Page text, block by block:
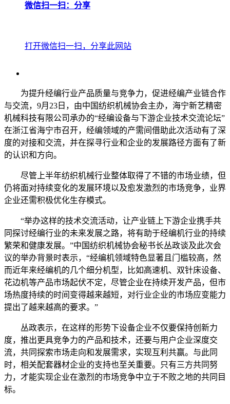
微信扫一扫：分享
打开微信扫一扫，分享此网站
为提升经编行业产品质量与竞争力，促进经编产业链合作
与交流，9月23日，由中国纺织机械协会主办，海宁新艺精密
机械科技有限公司承办的“经编设备与下游企业技术交流论坛”
在浙江省海宁市召开，经编领域的产需间借助此次活动有了深
度的对接和交流，并在探寻行业和企业的发展路径方面有了新
的认识和方向。
尽管上半年纺织机械行业整体取得了不错的市场业绩，但
仍将面对持续变化的发展环境以及愈发激烈的市场竞争，业界
企业还需积极优化生存模式。
“举办这样的技术交流活动，让产业链上下游企业携手共
同探讨经编行业的未来发展之路，将有助于经编机行业的持续
繁荣和健康发展。”中国纺织机械协会秘书长丛政谈及此次会
议的举办背景时表示，“经编机领域特色显著且门槛较高，然
而近年来经编机的几个细分机型，比如高速机、双针床设备、
花边机等产品市场起伏不定，尽管企业在持续开发产品，但市
场热度持续的时间变得越来越短，对行业企业的市场应变能力
提出了越来越高的要求。”
丛政表示，在这样的形势下设备企业不仅要保持创新力
度，推出更具竞争力的产品和技术，还要与用户企业深度交
流，共同探索市场走向和发展需求，实现互利共赢。与此同
时，相关配套器材企业的支持也至关重要。只有三方共同努
力，才能实现企业在激烈的市场竞争中立于不败之地的共同目
标。